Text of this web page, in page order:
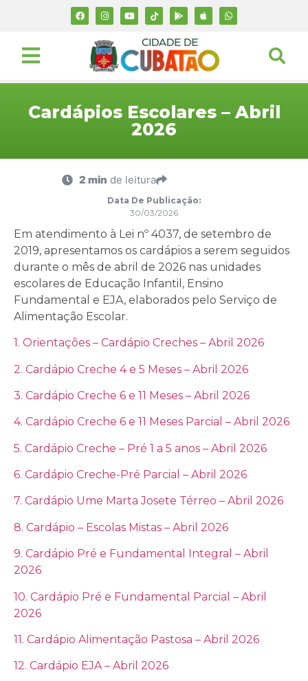
Cardápios Escolares – Abril
2026
2 min de leitura
Data De Publicação:
30/03/2026
Em atendimento à Lei nº 4037, de setembro de
2019, apresentamos os cardápios a serem seguidos
durante o mês de abril de 2026 nas unidades
escolares de Educação Infantil, Ensino
Fundamental e EJA, elaborados pelo Serviço de
Alimentação Escolar.
1. Orientações – Cardápio Creches – Abril 2026
2. Cardápio Creche 4 e 5 Meses – Abril 2026
3. Cardápio Creche 6 e 11 Meses – Abril 2026
4. Cardápio Creche 6 e 11 Meses Parcial – Abril 2026
5. Cardápio Creche – Pré 1 a 5 anos – Abril 2026
6. Cardápio Creche-Pré Parcial – Abril 2026
7. Cardápio Ume Marta Josete Térreo – Abril 2026
8. Cardápio – Escolas Mistas – Abril 2026
9. Cardápio Pré e Fundamental Integral – Abril
2026
10. Cardápio Pré e Fundamental Parcial – Abril
2026
11. Cardápio Alimentação Pastosa – Abril 2026
12. Cardápio EJA – Abril 2026